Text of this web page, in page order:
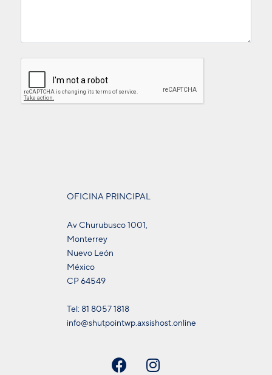
OFICINA PRINCIPAL
Av Churubusco 1001,
Monterrey
Nuevo León
México
CP 64549
Tel: 81 8057 1818
info@shutpointwp.axsishost.online